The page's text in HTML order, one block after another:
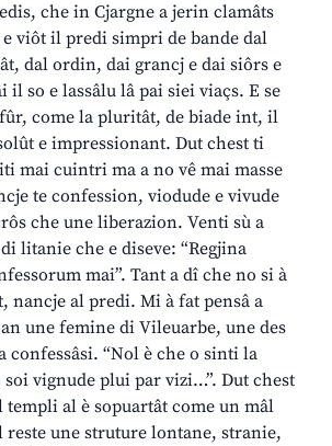
che in Cjargne a jerin clamâts
e viôt il predi simpri de bande dal
dal ordin, dai grancj e dai siôrs e
il so e lassâlu lâ pai siei viaçs. E se
come la pluritât, de biade int, il
e impressionant. Dut chest ti
mai cuintri ma a no vê mai masse
te confession, viodude e vivude
che une liberazion. Venti sù a
litanie che e diseve: “Regjina
mai”. Tant a dî che no si à
nancje al predi. Mi à fat pensâ a
une femine di Vileuarbe, une des
confessâsi. “Nol è che o sinti la
vignude plui par vizi…”. Dut chest
templi al è sopuartât come un mâl
reste une struture lontane, stranie,